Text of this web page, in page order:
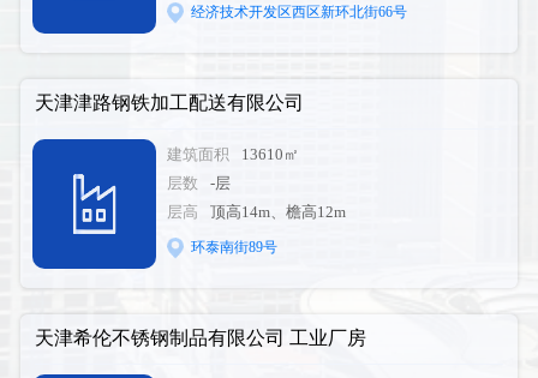
经济技术开发区西区新环北街66号
天津津路钢铁加工配送有限公司
建筑面积
13610㎡
层数
-层
层高
顶高14m、檐高12m
环泰南街89号
天津希伦不锈钢制品有限公司 工业厂房